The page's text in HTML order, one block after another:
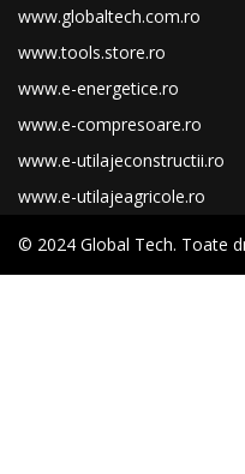
www.globaltech.com.ro
www.tools.store.ro
www.e-energetice.ro
www.e-compresoare.ro
www.e-utilajeconstructii.ro
www.e-utilajeagricole.ro
© 2024 Global Tech. Toate